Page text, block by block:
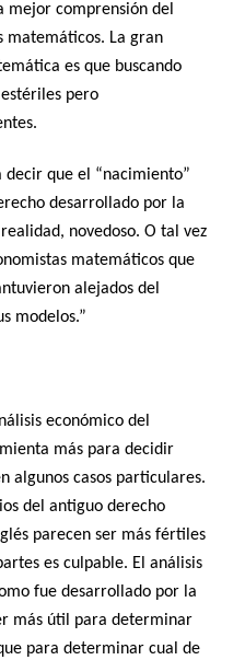
mejor comprensión del
matemáticos. La gran
es que buscando
pero
que el “nacimiento”
desarrollado por la
novedoso. O tal vez
matemáticos que
alejados del
modelos.”
económico del
más para decidir
algunos casos particulares.
del antiguo derecho
parecen ser más fértiles
es culpable. El análisis
fue desarrollado por la
más útil para determinar
para determinar cual de